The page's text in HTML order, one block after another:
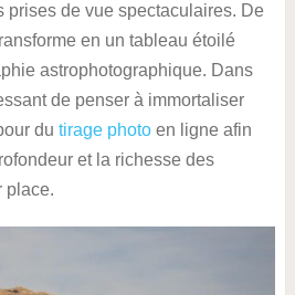
prises de vue spectaculaires. De
en un tableau étoilé
astrophotographique. Dans
de penser à immortaliser
du tirage photoen ligne afin
et la richesse des
place.